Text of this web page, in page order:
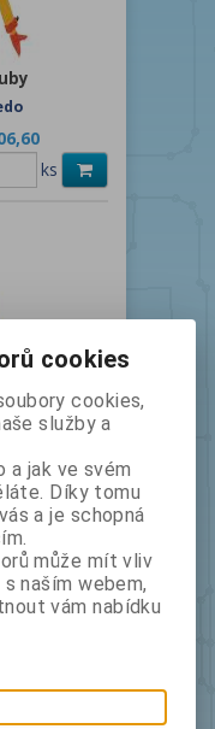
ks
ks
cookies
cookies,
služby a
a jak ve svém
Díky tomu
a je schopná
může mít vliv
naším webem,
vám nabídku